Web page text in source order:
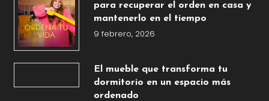
para recuperar el orden en casa y
mantenerlo en el tiempo
9 febrero, 2026
El mueble que transforma tu
dormitorio en un espacio más
ordenado